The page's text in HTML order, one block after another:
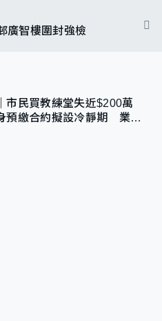
廣智樓圍封強檢
市民買教練堂失近$200萬
預繳合約擬設冷靜期 業界